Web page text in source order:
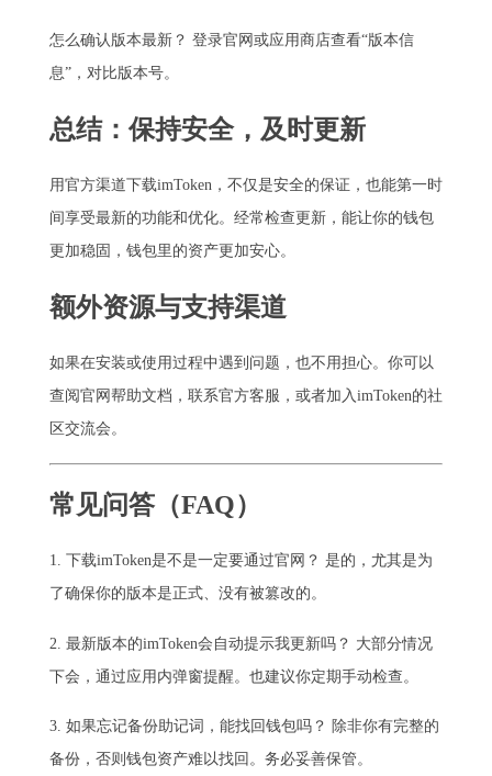
怎么确认版本最新？ 登录官网或应用商店查看“版本信
息”，对比版本号。
总结：保持安全，及时更新
用官方渠道下载imToken，不仅是安全的保证，也能第一时
间享受最新的功能和优化。经常检查更新，能让你的钱包
更加稳固，钱包里的资产更加安心。
额外资源与支持渠道
如果在安装或使用过程中遇到问题，也不用担心。你可以
查阅官网帮助文档，联系官方客服，或者加入imToken的社
区交流会。
常见问答（FAQ）
1. 下载imToken是不是一定要通过官网？ 是的，尤其是为
了确保你的版本是正式、没有被篡改的。
2. 最新版本的imToken会自动提示我更新吗？ 大部分情况
下会，通过应用内弹窗提醒。也建议你定期手动检查。
3. 如果忘记备份助记词，能找回钱包吗？ 除非你有完整的
备份，否则钱包资产难以找回。务必妥善保管。